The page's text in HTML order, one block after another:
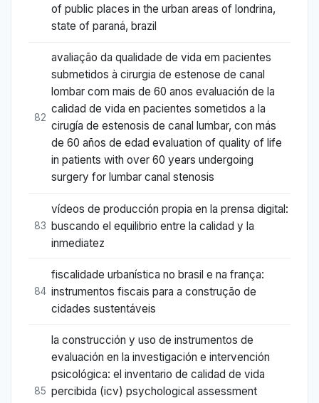
of public places in the urban areas of londrina,
state of paraná, brazil
82
avaliação da qualidade de vida em pacientes
submetidos à cirurgia de estenose de canal
lombar com mais de 60 anos evaluación de la
calidad de vida en pacientes sometidos a la
cirugía de estenosis de canal lumbar, con más
de 60 años de edad evaluation of quality of life
in patients with over 60 years undergoing
surgery for lumbar canal stenosis
83
vídeos de producción propia en la prensa digital:
buscando el equilibrio entre la calidad y la
inmediatez
84
fiscalidade urbanística no brasil e na frança:
instrumentos fiscais para a construção de
cidades sustentáveis
85
la construcción y uso de instrumentos de
evaluación en la investigación e intervención
psicológica: el inventario de calidad de vida
percibida (icv) psychological assessment